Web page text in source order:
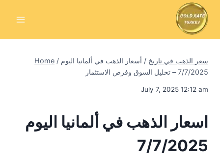
Home / سعر الذهب في تاريخ / أسعار الذهب في ألمانيا اليوم
7/7/2025 – تحليل السوق وفرص الاستثمار
July 7, 2025 12:12 am
اسعار الذهب في ألمانيا اليوم
7/7/2025